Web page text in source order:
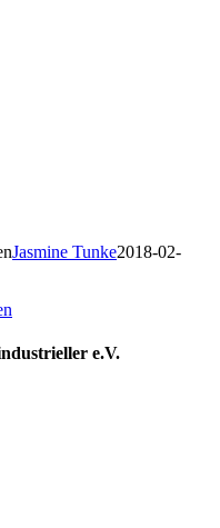
Jasmine Tunke2018-02-
e.V.